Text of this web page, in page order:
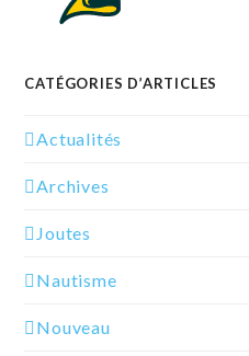
CATÉGORIES D’ARTICLES
Actualités
Archives
Joutes
Nautisme
Nouveau